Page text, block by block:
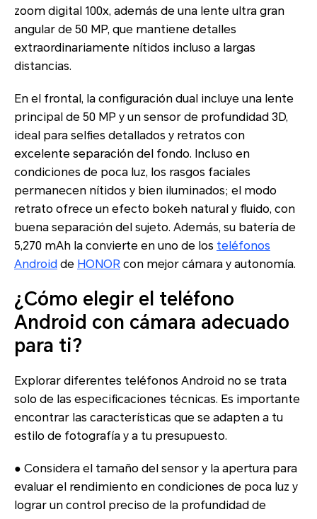
zoom digital 100x, además de una lente ultra gran
angular de 50 MP, que mantiene detalles
extraordinariamente nítidos incluso a largas
distancias.
En el frontal, la configuración dual incluye una lente
principal de 50 MP y un sensor de profundidad 3D,
ideal para selfies detallados y retratos con
excelente separación del fondo. Incluso en
condiciones de poca luz, los rasgos faciales
permanecen nítidos y bien iluminados; el modo
retrato ofrece un efecto bokeh natural y fluido, con
buena separación del sujeto. Además, su batería de
5,270 mAh la convierte en uno de los teléfonos
Android de HONOR con mejor cámara y autonomía.
¿Cómo elegir el teléfono
Android con cámara adecuado
para ti?
Explorar diferentes teléfonos Android no se trata
solo de las especificaciones técnicas. Es importante
encontrar las características que se adapten a tu
estilo de fotografía y a tu presupuesto.
● Considera el tamaño del sensor y la apertura para
evaluar el rendimiento en condiciones de poca luz y
lograr un control preciso de la profundidad de